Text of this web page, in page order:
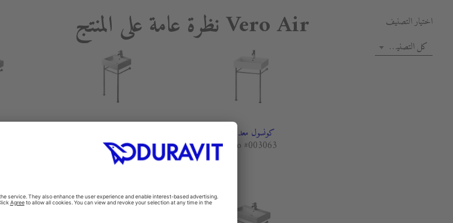
اختيار التصنيف
كل التصنيفات
Vero Air نظرة عامة على المنتج
كونسول معدن
Vero #003063
Vero #003065